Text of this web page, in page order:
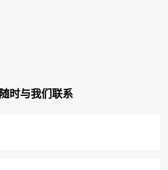
随时与我们联系